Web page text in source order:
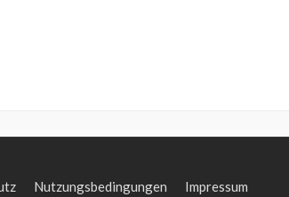
Nutzungsbedingungen Impressum